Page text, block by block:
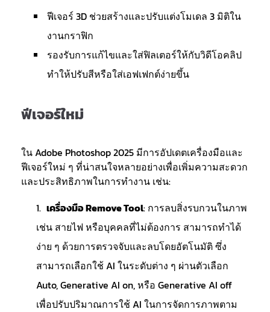
ฟีเจอร์ 3D ช่วยสร้างและปรับแต่งโมเดล 3 มิติใน
งานกราฟิก
รองรับการแก้ไขและใส่ฟิลเตอร์ให้กับวิดีโอคลิป
ทำให้ปรับสีหรือใส่เอฟเฟกต์ง่ายขึ้น
ฟีเจอร์ใหม่
ใน Adobe Photoshop 2025 มีการอัปเดตเครื่องมือและ
ฟีเจอร์ใหม่ ๆ ที่น่าสนใจหลายอย่างเพื่อเพิ่มความสะดวก
และประสิทธิภาพในการทำงาน เช่น:
เครื่องมือ Remove Tool: การลบสิ่งรบกวนในภาพ
เช่น สายไฟ หรือบุคคลที่ไม่ต้องการ สามารถทำได้
ง่าย ๆ ด้วยการตรวจจับและลบโดยอัตโนมัติ ซึ่ง
สามารถเลือกใช้ AI ในระดับต่าง ๆ ผ่านตัวเลือก
Auto, Generative AI on, หรือ Generative AI off
เพื่อปรับปริมาณการใช้ AI ในการจัดการภาพตาม